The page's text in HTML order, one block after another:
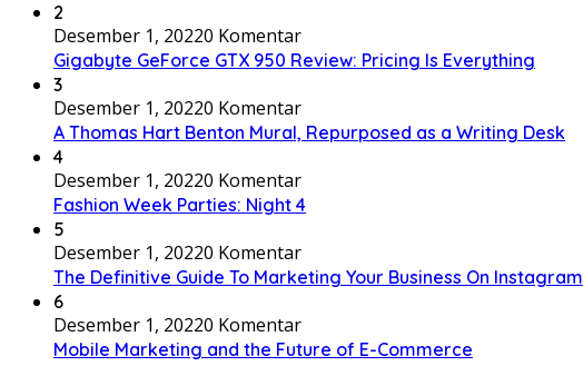
2
Desember 1, 20220 Komentar
Gigabyte GeForce GTX 950 Review: Pricing Is Everything
3
Desember 1, 20220 Komentar
A Thomas Hart Benton Mural, Repurposed as a Writing Desk
4
Desember 1, 20220 Komentar
Fashion Week Parties: Night 4
5
Desember 1, 20220 Komentar
The Definitive Guide To Marketing Your Business On Instagram
6
Desember 1, 20220 Komentar
Mobile Marketing and the Future of E-Commerce